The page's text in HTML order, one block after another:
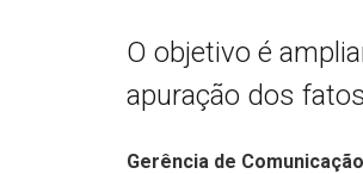
O objetivo é
apuração dos fatos
Gerência de